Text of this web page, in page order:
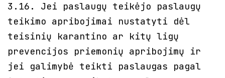
3.16. Jei paslaugų teikėjo paslaugų
teikimo apribojimai nustatyti dėl
teisinių karantino ar kitų ligų
prevencijos priemonių apribojimų ir
jei galimybė teikti paslaugas pagal